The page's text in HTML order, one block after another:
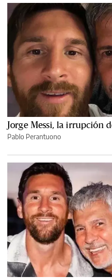
Jorge Messi, la irrupción
Pablo Perantuono